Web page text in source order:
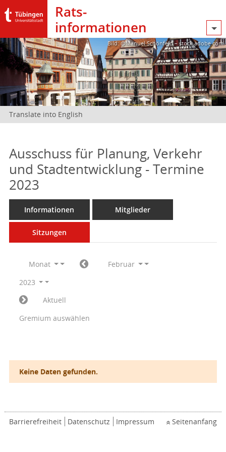
Rats­
informationen
Bild: @Manuel Schönfeld – stock.adobe.com
Translate into English
Ausschuss für Planung, Verkehr
und Stadtentwicklung - Termine
2023
Informationen Mitglieder
Sitzungen
Monat
Februar
2023
Aktuell
Gremium auswählen
Keine Daten gefunden.
Barrierefreiheit Datenschutz Impressum Seitenanfang